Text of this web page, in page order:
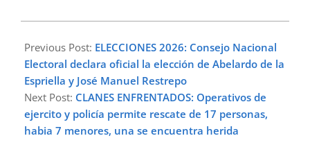
06-
25
Previous Post: ELECCIONES 2026: Consejo Nacional
Electoral declara oficial la elección de Abelardo de la
Espriella y José Manuel Restrepo
Next Post: CLANES ENFRENTADOS: Operativos de
ejercito y policía permite rescate de 17 personas,
habia 7 menores, una se encuentra herida